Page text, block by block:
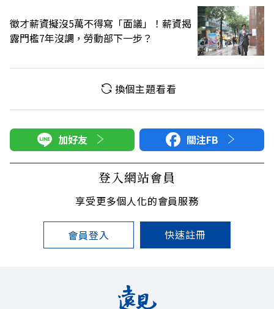
徵才薪資擬沒5萬不得寫「面議」！薪資揭
露門檻7年沒調，勞動部下一步？
換個主題看看
加好友 關注FB
登入網站會員
享受更多個人化的會員服務
會員登入 快速註冊